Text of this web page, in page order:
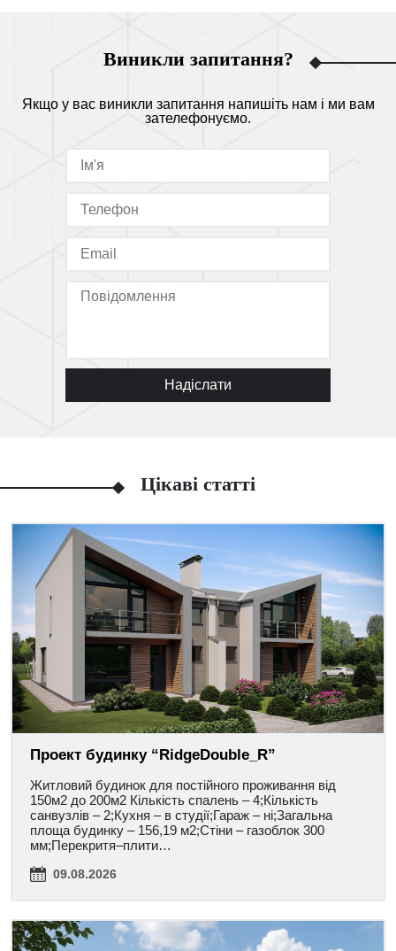
Виникли запитання?
Якщо у вас виникли запитання напишіть нам і ми вам
зателефонуємо.
Надіслати
Цікаві статті
Проект будинку “RidgeDouble_R”
Житловий будинок для постійного проживання від
150м2 до 200м2 Кількість спалень – 4;Кількість
санвузлів – 2;Кухня – в студії;Гараж – ні;Загальна
площа будинку – 156,19 м2;Стіни – газоблок 300
мм;Перекритя–плити…
09.08.2026